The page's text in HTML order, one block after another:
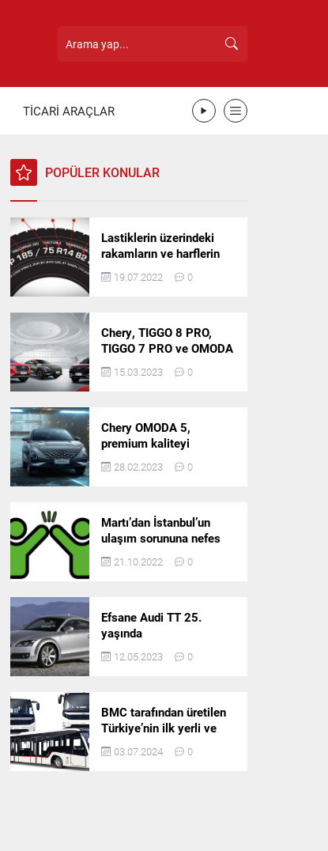
TİCARİ ARAÇLAR
POPÜLER KONULAR
Lastiklerin üzerindeki
rakamların ve harflerin
anlamı nedir?
19.07.2022 0
Chery, TIGGO 8 PRO,
TIGGO 7 PRO ve OMODA
5’in resmi olarak
satışlarına başlıyor!
15.03.2023 0
Chery OMODA 5,
premium kaliteyi
Türkiye’de sunmaya
hazırlanıyor
28.02.2023 0
Martı’dan İstanbul’un
ulaşım sorununa nefes
aldıracak yeni
platform: Tek Araçla
21.10.2022 0
Efsane Audi TT 25.
yaşında
12.05.2023 0
BMC tarafından üretilen
Türkiye’nin ilk yerli ve
milli apron otobüsü
Neoport’a yurt dışından
03.07.2024 0